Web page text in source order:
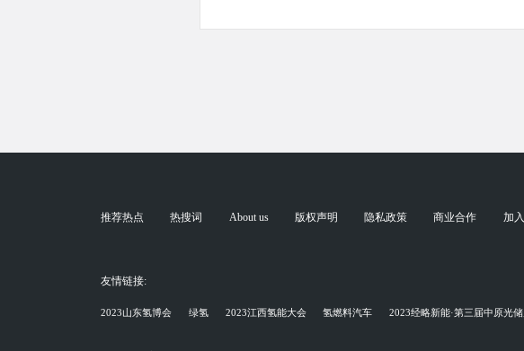
推荐热点 热搜词 About us 版权声明 隐私政策 商业合作 加
友情链接:
2023山东氢博会 绿氢 2023江西氢能大会 氢燃料汽车 2023经略新能·第三届中原光